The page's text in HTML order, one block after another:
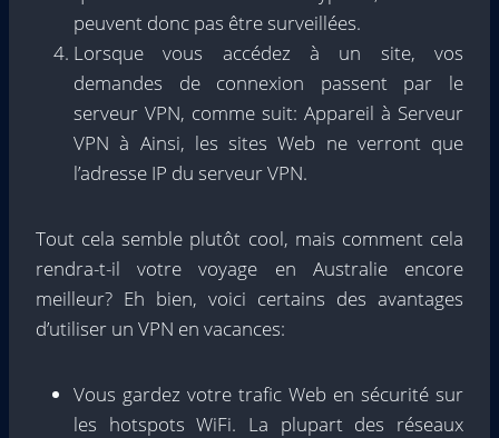
peuvent donc pas être surveillées.
Lorsque vous accédez à un site, vos
demandes de connexion passent par le
serveur VPN, comme suit: Appareil à Serveur
VPN à Ainsi, les sites Web ne verront que
l’adresse IP du serveur VPN.
Tout cela semble plutôt cool, mais comment cela
rendra-t-il votre voyage en Australie encore
meilleur? Eh bien, voici certains des avantages
d’utiliser un VPN en vacances:
Vous gardez votre trafic Web en sécurité sur
les hotspots WiFi. La plupart des réseaux